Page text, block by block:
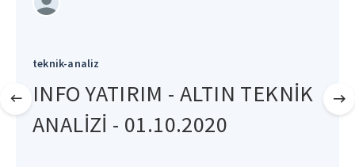
teknik-analiz
INFO YATIRIM - ALTIN TEKNİK
ANALİZİ - 01.10.2020